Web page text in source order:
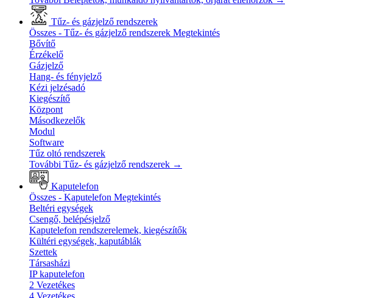
Tűz- és gázjelző rendszerek
Összes - Tűz- és gázjelző rendszerek Megtekintés
Bővítő
Érzékelő
Gázjelző
Hang- és fényjelző
Kézi jelzésadó
Kiegészítő
Központ
Másodkezelők
Modul
Software
Tűz oltó rendszerek
További Tűz- és gázjelző rendszerek →
Kaputelefon
Összes - Kaputelefon Megtekintés
Beltéri egységek
Csengő, belépésjelző
Kaputelefon rendszerelemek, kiegészítők
Kültéri egységek, kaputáblák
Szettek
Társasházi
IP kaputelefon
2 Vezetékes
4 Vezetékes